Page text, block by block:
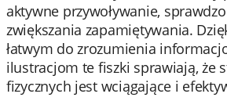
aktywne przywoływanie,
zwiększania zapamiętywania.
łatwym do zrozumienia
ilustracjom te fiszki sprawiają, że
fizycznych jest wciągające i